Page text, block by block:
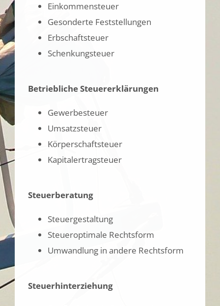
Einkommensteuer
Gesonderte Feststellungen
Erbschaftsteuer
Schenkungsteuer
Betriebliche Steuererklärungen
Gewerbesteuer
Umsatzsteuer
Körperschaftsteuer
Kapitalertragsteuer
Steuerberatung
Steuergestaltung
Steueroptimale Rechtsform
Umwandlung in andere Rechtsform
Steuerhinterziehung